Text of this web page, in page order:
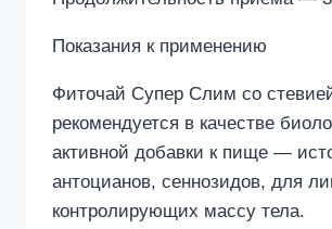
Показания к применению
Фиточай Супер Слим со
рекомендуется в качестве
активной добавки к пище —
антоцианов, сеннозидов, для
контролирующих массу тела.